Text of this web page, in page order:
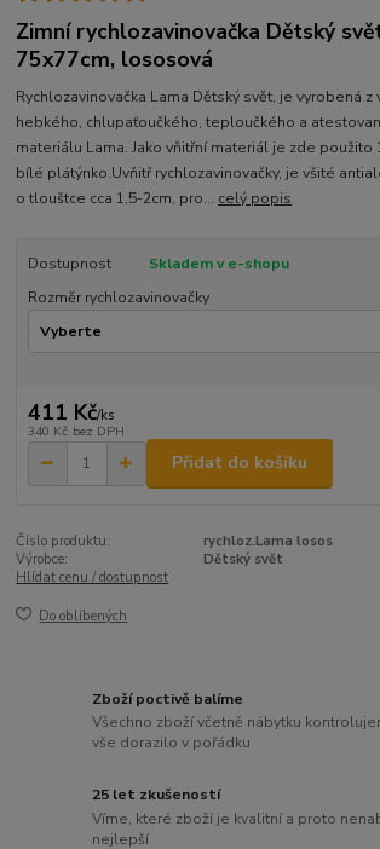
Zimní rychlozavinovačka Dětský
75x77cm, lososová
Rychlozavinovačka Lama Dětský svět, je vyrobená
hebkého, chlupaťoučkého, teploučkého a
materiálu Lama. Jako vňitřní materiál je zde použito
bílé plátýnko.Uvňitř rychlozavinovačky, je všité
o tlouštce cca 1,5-2cm, pro... celý popis
Dostupnost
Skladem v e-shopu
Rozměr rychlozavinovačky
411 Kč/ks
340 Kč bez DPH
Přidat do košíku
Číslo produktu:
rychloz.Lama losos
Výrobce:
Dětský svět
Hlídat cenu / dostupnost
Do oblíbených
Zboží poctivě balíme
Všechno zboží včetně nábytku
vše dorazilo v pořádku
25 let zkušeností
Víme, které zboží je kvalitní a proto
nejlepší